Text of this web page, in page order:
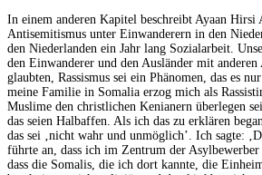
In einem anderen Kapitel beschreibt Ayaan Hirsi
Antisemitismus unter Einwanderern in den
den Niederlanden ein Jahr lang Sozialarbeit.
den Einwanderer und den Ausländer mit
glaubten, Rassismus sei ein Phänomen, das es
meine Familie in Somalia erzog mich als
Muslime den christlichen Kenianern überlegen
das seien Halbaffen. Als ich das zu erklären
das sei ‚nicht wahr und unmöglich’. Ich sagte:
führte an, dass ich im Zentrum der
dass die Somalis, die ich dort kannte, die